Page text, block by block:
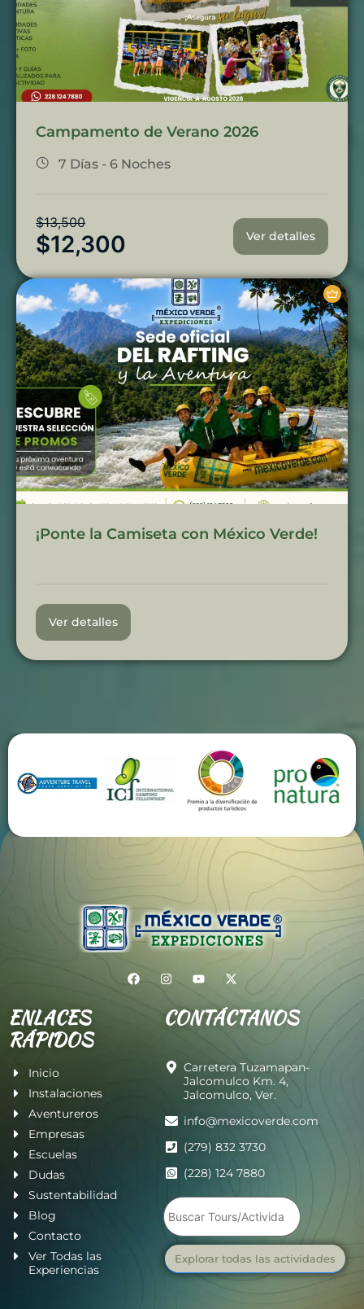
Campamento de Verano 2026
7 Días - 6 Noches
$13,500
$12,300 Ver detalles
¡Ponte la Camiseta con México Verde!
Ver detalles
ENLACES
RÁPIDOS
Inicio
Instalaciones
Aventureros
Empresas
Escuelas
Dudas
Sustentabilidad
Blog
Contacto
Ver Todas las
Experiencias
CONTÁCTANOS
Carretera Tuzamapan-
Jalcomulco Km. 4,
Jalcomulco, Ver.
info@mexicoverde.com
(279) 832 3730
(228) 124 7880
Explorar todas las actividades